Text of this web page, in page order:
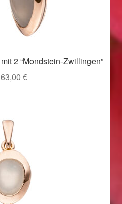
2 “Mondstein-Zwillingen”
€